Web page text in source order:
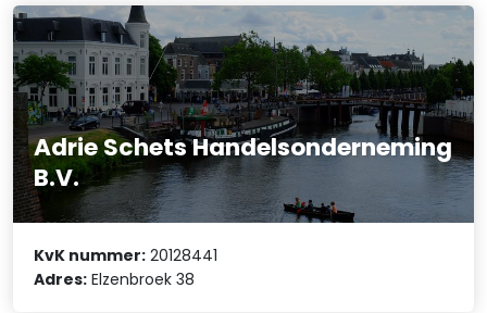
Adrie Schets Handelsonderneming
B.V.
KvK nummer: 20128441
Adres: Elzenbroek 38